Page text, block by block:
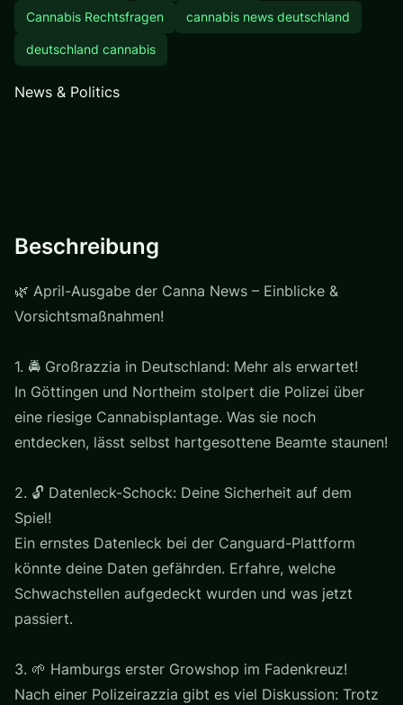
Cannabis Rechtsfragen cannabis news deutschland
deutschland cannabis
News & Politics
Beschreibung
🌿 April-Ausgabe der Canna News – Einblicke &
Vorsichtsmaßnahmen!
1. 🚔 Großrazzia in Deutschland: Mehr als erwartet!
In Göttingen und Northeim stolpert die Polizei über
eine riesige Cannabisplantage. Was sie noch
entdecken, lässt selbst hartgesottene Beamte staunen!
2. 🔓 Datenleck-Schock: Deine Sicherheit auf dem
Spiel!
Ein ernstes Datenleck bei der Canguard-Plattform
könnte deine Daten gefährden. Erfahre, welche
Schwachstellen aufgedeckt wurden und was jetzt
passiert.
3. 🌱 Hamburgs erster Growshop im Fadenkreuz!
Nach einer Polizeirazzia gibt es viel Diskussion: Trotz